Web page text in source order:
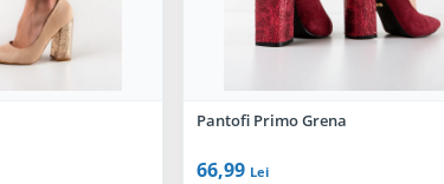
Pantofi Primo Grena
66,99 Lei